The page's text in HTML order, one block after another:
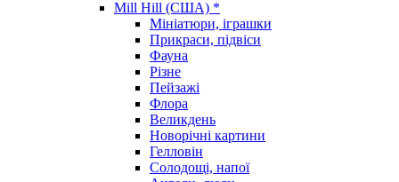
Mill Hill (США) *
Мініатюри, іграшки
Прикраси, підвіси
Фауна
Різне
Пейзажі
Флора
Великдень
Новорічні картини
Гелловін
Солодощі, напої